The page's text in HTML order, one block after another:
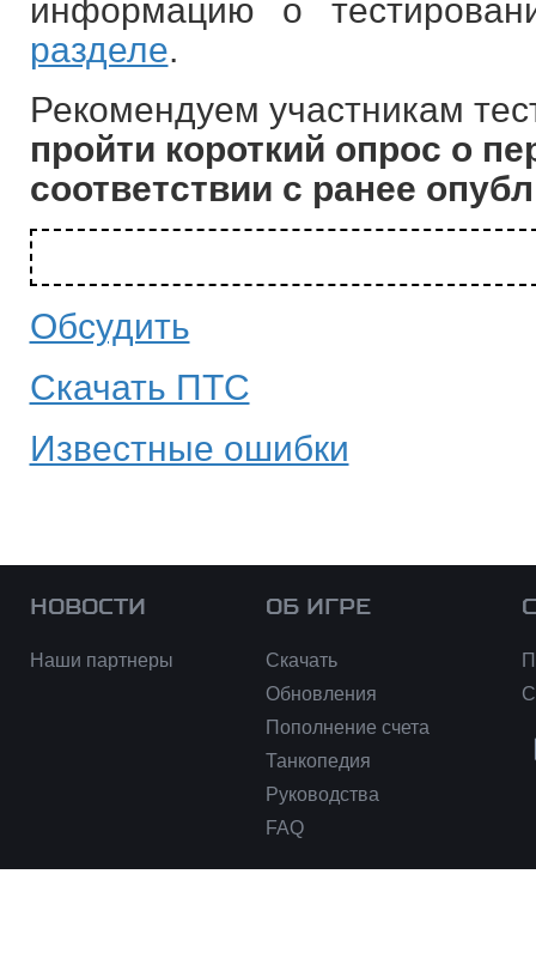
информацию о
разделе.
Рекомендуем участникам
пройти короткий опрос о
соответствии с ранее
Обсудить
Скачать ПТС
Известные ошибки
НОВОСТИ
Наши партнеры
ОБ ИГРЕ
Скачать
Обновления
Пополнение счета
Танкопедия
Руководства
FAQ